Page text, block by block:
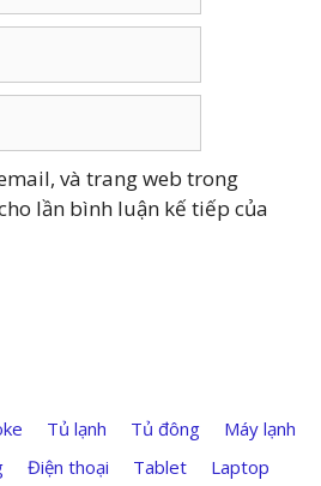
và trang web trong
lần bình luận kế tiếp của
Tủ lạnh Tủ đông
Máy lạnh
Điện thoại Tablet
Laptop